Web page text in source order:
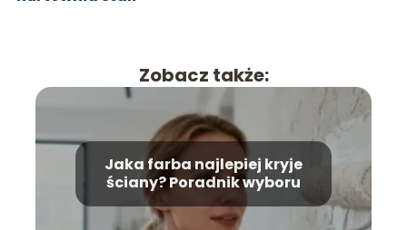
Zobacz także:
Jaka farba najlepiej kryje
ściany? Poradnik wyboru